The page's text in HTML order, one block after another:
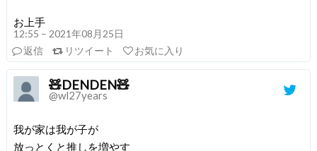
お上手
12:55 – 2021年08月25日
返信
リツイート お気に入り
🧸DENDEN🧸
@wl27years
我が家は我が子が
放っとくと推しを増やす